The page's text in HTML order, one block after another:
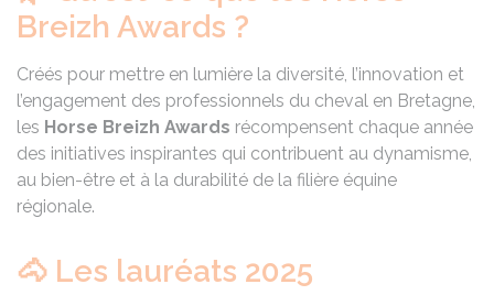
Breizh Awards ?
Créés pour mettre en lumière la diversité, l’innovation et
l’engagement des professionnels du cheval en Bretagne,
les Horse Breizh Awards récompensent chaque année
des initiatives inspirantes qui contribuent au dynamisme,
au bien-être et à la durabilité de la filière équine
régionale.
🐴 Les lauréats 2025